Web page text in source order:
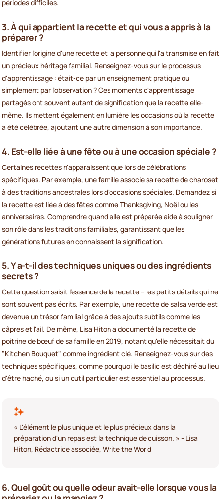
périodes difficiles.
3. À qui appartient la recette et qui vous a appris à la
préparer ?
Identifier l'origine d'une recette et la personne qui l'a transmise en fait
un précieux héritage familial. Renseignez-vous sur le processus
d'apprentissage : était-ce par un enseignement pratique ou
simplement par l'observation ? Ces moments d'apprentissage
partagés ont souvent autant de signification que la recette elle-
même. Ils mettent également en lumière les occasions où la recette
a été célébrée, ajoutant une autre dimension à son importance.
4. Est-elle liée à une fête ou à une occasion spéciale ?
Certaines recettes n'apparaissent que lors de célébrations
spécifiques. Par exemple, une famille associe sa recette de charoset
à des traditions ancestrales lors d'occasions spéciales. Demandez si
la recette est liée à des fêtes comme Thanksgiving, Noël ou les
anniversaires. Comprendre quand elle est préparée aide à souligner
son rôle dans les traditions familiales, garantissant que les
générations futures en connaissent la signification.
5. Y a-t-il des techniques uniques ou des ingrédients
secrets ?
Cette question saisit l'essence de la recette – les petits détails qui ne
sont souvent pas écrits. Par exemple, une recette de salsa verde est
devenue un trésor familial grâce à des ajouts subtils comme les
câpres et l'ail. De même, Lisa Hiton a documenté la recette de
poitrine de bœuf de sa famille en 2019, notant qu'elle nécessitait du
"Kitchen Bouquet" comme ingrédient clé. Renseignez-vous sur des
techniques spécifiques, comme pourquoi le basilic est déchiré au lieu
d'être haché, ou si un outil particulier est essentiel au processus.
« L'élément le plus unique et le plus précieux dans la
préparation d'un repas est la technique de cuisson. » - Lisa
Hiton, Rédactrice associée, Write the World
6. Quel goût ou quelle odeur avait-elle lorsque vous la